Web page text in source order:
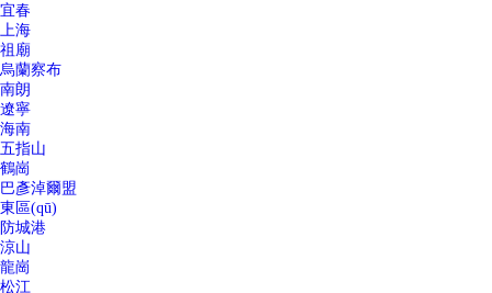
宜春
上海
祖廟
烏蘭察布
南朗
遼寧
海南
五指山
鶴崗
巴彥淖爾盟
東區(qū)
防城港
涼山
龍崗
松江